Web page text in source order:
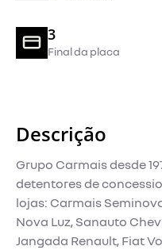
3
Final da placa
Descrição
Grupo Carmais desde
detentores de
lojas: Carmais
Nova Luz, Sanauto
Jangada Renault, Fiat